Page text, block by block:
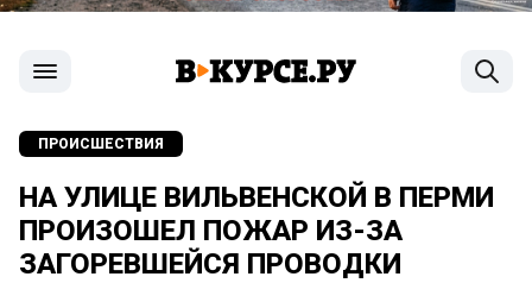
ПРОИСШЕСТВИЯ
НА УЛИЦЕ ВИЛЬВЕНСКОЙ В ПЕРМИ
ПРОИЗОШЕЛ ПОЖАР ИЗ-ЗА
ЗАГОРЕВШЕЙСЯ ПРОВОДКИ